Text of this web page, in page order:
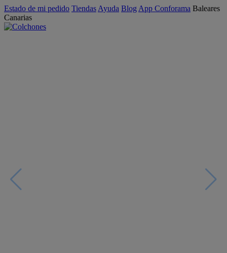
Estado de mi pedido Tiendas Ayuda Blog App Conforama Baleares
Canarias